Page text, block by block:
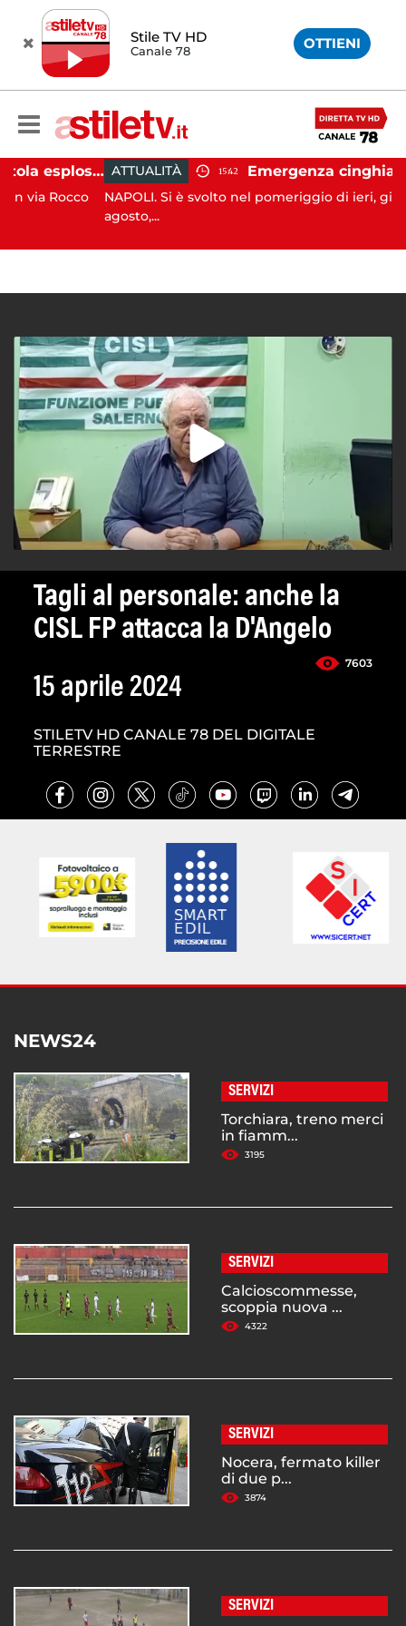
Stile TV HD
Canale 78 OTTIENI
Salerno, colpi di pistola esplosi a Pastena: paura tra i residenti
Rocco
ATTUALITÀ 15:42
NAPOLI. Si è svolto nel pomeriggio di ieri, giovedì 6
agosto,...
Tagli al personale: anche la
CISL FP attacca la D'Angelo
7603
15 aprile 2024
STILETV HD CANALE 78 DEL DIGITALE
TERRESTRE
NEWS24
SERVIZI
Torchiara, treno merci
in fiamm...
3195
SERVIZI
Calcioscommesse,
scoppia nuova ...
4322
SERVIZI
Nocera, fermato killer
di due p...
3874
SERVIZI